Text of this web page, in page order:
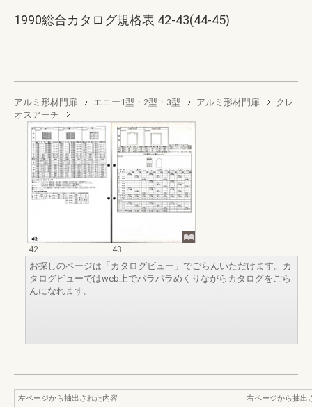
1990総合カタログ規格表 42-43(44-45)
アルミ形材門扉 エニー1型・2型・3型 アルミ形材門扉
クレ
オスアーチ
42
43
お探しのページは「カタログビュー」でごらんいただけます。カ
タログビューではweb上でパラパラめくりながらカタログをごら
んになれます。
左ページから抽出された内容
右ページから抽出